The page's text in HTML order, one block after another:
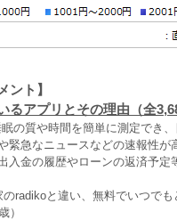
ント】
るアプリとその理由（全
眠の質や時間を簡単に測定でき
緊急なニュースなどの速報性
入金の履歴やローンの返済予
のradikoと違い、無料でいつで
）